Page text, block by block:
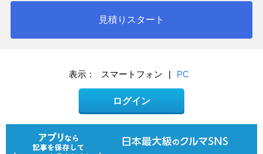
見積りスタート
表示： スマートフォン | PC
ログイン